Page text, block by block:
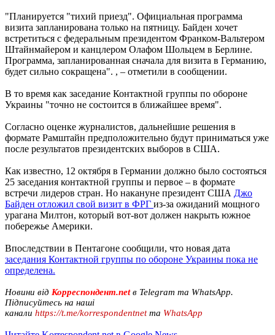
"Планируется "тихий приезд". Официальная программа
визита запланирована только на пятницу. Байден хочет
встретиться с федеральным президентом Франком-Вальтером
Штайнмайером и канцлером Олафом Шольцем в Берлине.
Программа, запланированная сначала для визита в Германию,
будет сильно сокращена". , – отметили в сообщении.
В то время как заседание Контактной группы по обороне
Украины "точно не состоится в ближайшее время".
Согласно оценке журналистов, дальнейшие решения в
формате Рамштайн предположительно будут приниматься уже
после результатов президентских выборов в США.
Как известно, 12 октября в Германии должно было состояться
25 заседания контактной группы и первое – в формате
встречи лидеров стран. Но накануне президент США Джо
Байден отложил свой визит в ФРГ из-за ожиданий мощного
урагана Милтон, который вот-вот должен накрыть южное
побережье Америки.
Впоследствии в Пентагоне сообщили, что новая дата
заседания Контактной группы по обороне Украины пока не
определена.
Новини від Корреспондент.netв Telegram та WhatsApp.
Підписуйтесь на наші
канали https://t.me/korrespondentnetта WhatsApp